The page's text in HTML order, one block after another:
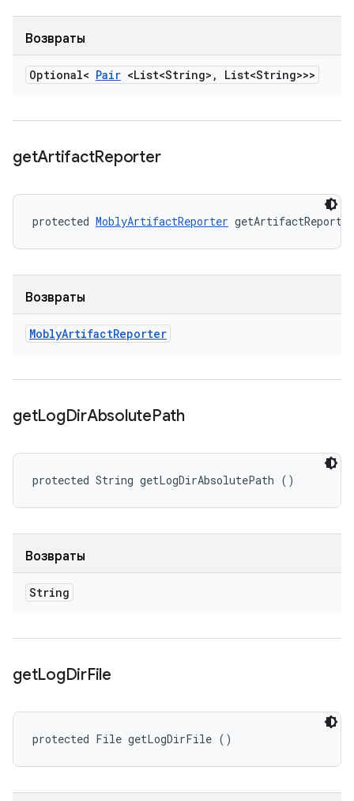
Возвраты
Optional< Pair <List<String> , List<String>>>
getArtifactReporter
protected MoblyArtifactReporter
Возвраты
MoblyArtifactReporter
getLogDirAbsolutePath
protected String getLogDirAbsolutePath ()
Возвраты
String
getLogDirFile
protected File getLogDirFile ()